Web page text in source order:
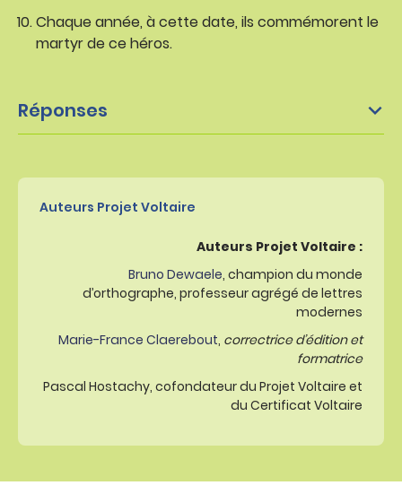
Chaque année, à cette date, ils commémorent le
martyr de ce héros.
Réponses
Auteurs Projet Voltaire
Auteurs Projet Voltaire :
Bruno Dewaele, champion du monde
d’orthographe, professeur agrégé de lettres
modernes
Marie-France Claerebout, correctrice d’édition et
formatrice
Pascal Hostachy, cofondateur du Projet Voltaire et
du Certificat Voltaire